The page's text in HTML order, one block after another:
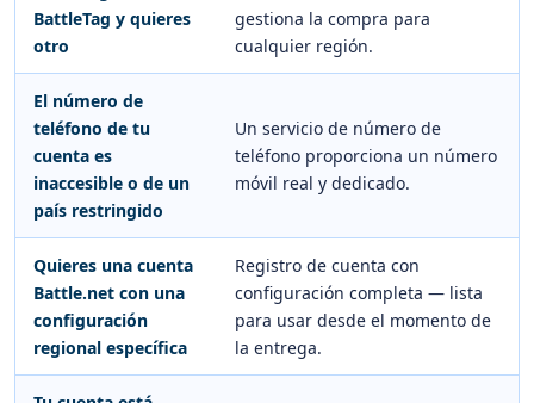
BattleTag y quieres
otro
gestiona la compra para
cualquier región.
El número de
teléfono de tu
cuenta es
inaccesible o de un
país restringido
Un servicio de número de
teléfono proporciona un número
móvil real y dedicado.
Quieres una cuenta
Battle.net con una
configuración
regional específica
Registro de cuenta con
configuración completa — lista
para usar desde el momento de
la entrega.